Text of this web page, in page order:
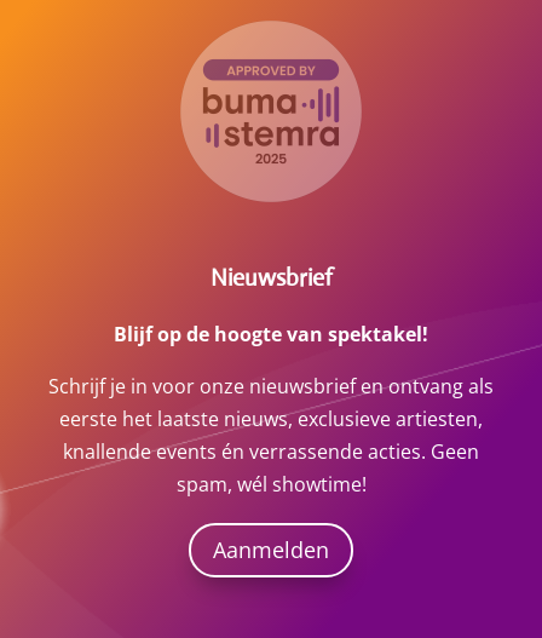
Nieuwsbrief
Blijf op de hoogte van spektakel!
Schrijf je in voor onze nieuwsbrief en ontvang als
eerste het laatste nieuws, exclusieve artiesten,
knallende events én verrassende acties. Geen
spam, wél showtime!
Aanmelden